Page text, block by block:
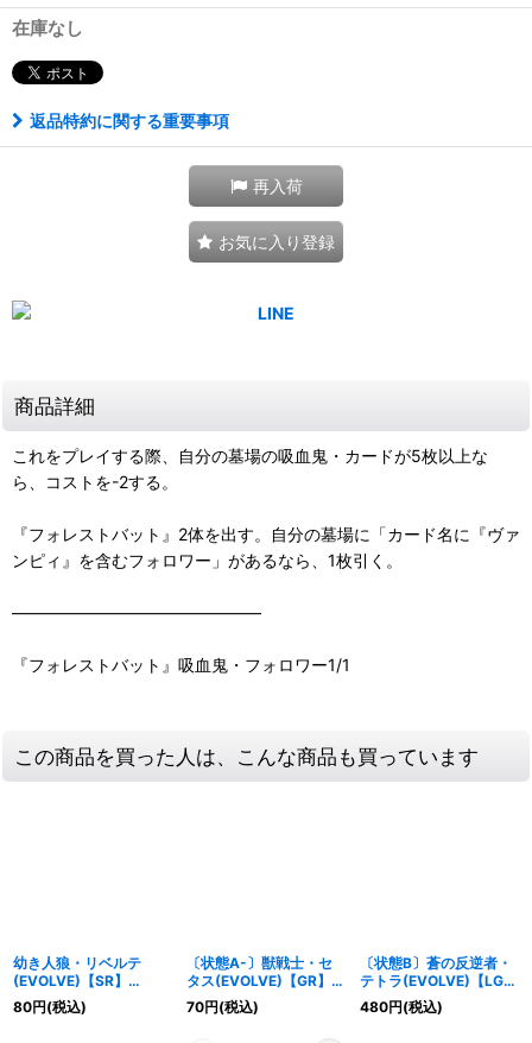
在庫なし
返品特約に関する重要事項
再入荷
お気に入り登録
商品詳細
これをプレイする際、自分の墓場の吸血鬼・カードが5枚以上な
ら、コストを-2する。
『フォレストバット』2体を出す。自分の墓場に「カード名に『ヴァ
ンピィ』を含むフォロワー」があるなら、1枚引く。
―――――――――――――――
『フォレストバット』吸血鬼・フォロワー1/1
この商品を買った人は、こんな商品も買っています
幼き人狼・リベルテ
(EVOLVE)【SR】
{BP12-077}《ナイトメ
ア》
80円(税込)
〔状態A-〕獣戦士・セ
タス(EVOLVE)【GR】
{BP07-006}《エルフ》
70円(税込)
〔状態B〕蒼の反逆者・
テトラ(EVOLVE)【LG】
{BP07-036}《ウィッ
チ》
480円(税込)